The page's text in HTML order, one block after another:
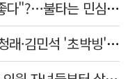
보완수사권 폐지 직후 "야~기분좋다"?…불타는 민심에 기름, 민주당 '말말말'[금주의 정치舌전]
민주당 오늘 제주·인천 경선…정청래·김민석 '초박빙' 승부